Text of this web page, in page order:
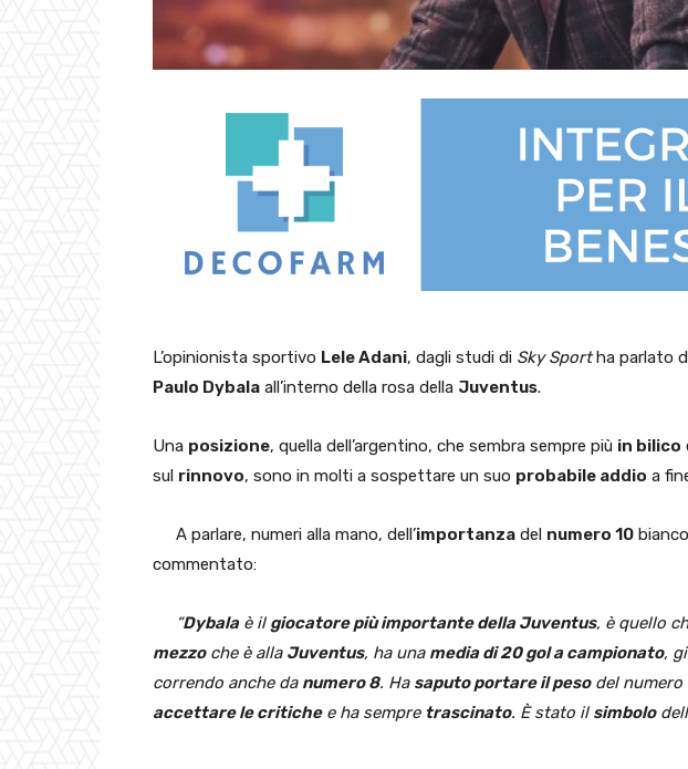
L’opinionista sportivo Lele Adani, dagli studi di Sky Sportha parlato
Paulo Dybala all’interno della rosa della Juventus.
Una posizione, quella dell’argentino, che sembra sempre più in bilico
sul rinnovo, sono in molti a sospettare un suo probabile addio a
A parlare, numeri alla mano, dell’importanza del numero 10
commentato:
“Dybalaè il giocatore più importante della Juventus, è quello
mezzoche è alla Juventus, ha una media di 20 gol a campionato,
correndo anche da numero 8. Ha saputo portare il pesodel numero
accettare le critichee ha sempre trascinato. È stato il simbolo